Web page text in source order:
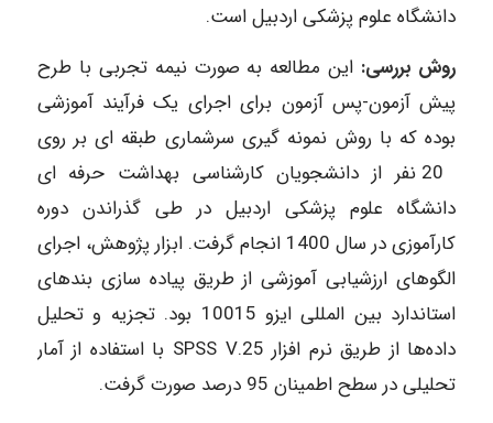
دانشگاه علوم پزشکی اردبیل است.
روش بررسی: این مطالعه به صورت نیمه تجربی با طرح
پیش آزمون-پس آزمون برای اجرای یک فرآیند آموزشی
بوده که با روش نمونه‌ گیری سرشماری طبقه ای بر روی
20 نفر از دانشجویان کارشناسی بهداشت حرفه ای
دانشگاه علوم پزشکی اردبیل در طی گذراندن دوره
کارآموزی در سال 1400 انجام گرفت. ابزار پژوهش، اجرای
الگوهای ارزشیابی آموزشی از طریق پیاده سازی بندهای
استاندارد بین المللی ایزو 10015 بود. تجزیه و تحلیل
داده‌ها از طریق نرم افزار SPSS V.25 با استفاده از آمار
تحلیلی در سطح اطمینان 95 درصد صورت گرفت.